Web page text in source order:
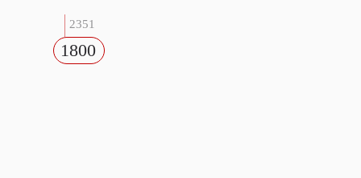
2351
1800